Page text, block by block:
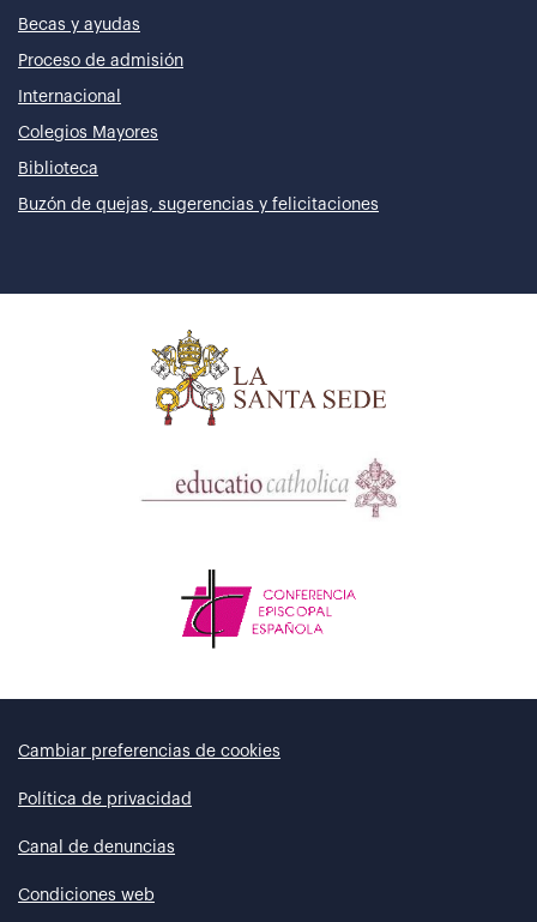
Becas y ayudas
Proceso de admisión
Internacional
Colegios Mayores
Biblioteca
Buzón de quejas, sugerencias y felicitaciones
Cambiar preferencias de cookies
Política de privacidad
Canal de denuncias
Condiciones web